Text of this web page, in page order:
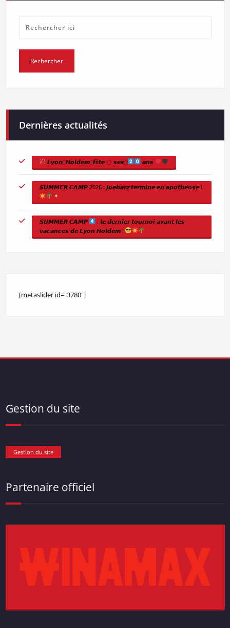
Dernières actualités
𝙇𝙮𝙤𝙣 ҉ 𝙃𝙤𝙡𝙙𝙚𝙢 ҉ 𝙛ê𝙩𝙚 ҉ 𝙨𝙚𝙨 ҉ 𝙖𝙣𝙨
𝙎𝙐𝙈𝙈𝙀𝙍 𝘾𝘼𝙈𝙋 2026 : 𝙅𝙤𝙚𝙗𝙖𝙧𝙯 𝙩𝙚𝙧𝙢𝙞𝙣𝙚 𝙚𝙣 𝙖𝙥𝙤𝙩𝙝𝙚́𝙤𝙨𝙚 !
𝙎𝙐𝙈𝙈𝙀𝙍 𝘾𝘼𝙈𝙋
: 𝙡𝙚 𝙙𝙚𝙧𝙣𝙞𝙚𝙧 𝙩𝙤𝙪𝙧𝙣𝙤𝙞 𝙖𝙫𝙖𝙣𝙩 𝙡𝙚𝙨
𝙫𝙖𝙘𝙖𝙣𝙘𝙚𝙨 𝙙𝙚 𝙇𝙮𝙤𝙣 𝙃𝙤𝙡𝙙𝙚𝙢 !
[metaslider id="3780"]
Gestion du site
Gestion du site
Partenaire officiel